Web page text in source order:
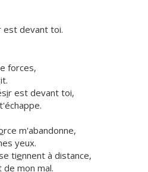
est devant toi.
forces,
ir est devant toi,
rce m'abandonne,
yeux.
tiennent à distance,
de mon mal.